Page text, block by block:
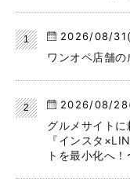
2026/08/
ワンオペ店舗の
2026/08/
グルメサイト
『インスタ
トを最小化へ！